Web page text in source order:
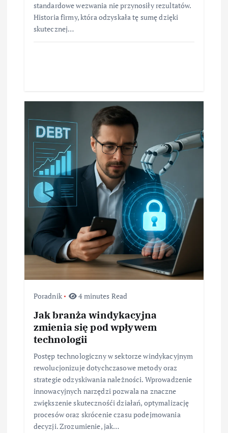
standardowe wezwania nie przynosiły rezultatów.
Historia firmy, która odzyskała tę sumę dzięki
skutecznej…
Poradnik 4 minutes Read
Jak branża windykacyjna
zmienia się pod wpływem
technologii
Postęp technologiczny w sektorze windykacyjnym
rewolucjonizuje dotychczasowe metody oraz
strategie odzyskiwania należności. Wprowadzenie
innowacyjnych narzędzi pozwala na znaczne
zwiększenie skutecznośći działań, optymalizację
procesów oraz skrócenie czasu podejmowania
decyzji. Zrozumienie, jak…